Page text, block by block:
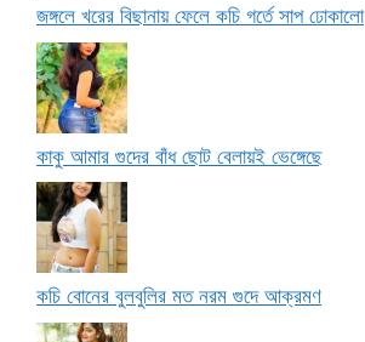
জঙ্গলে খরের বিছানায় ফেলে কচি গর্তে সাপ ঢোকালো
কাকু আমার গুদের বাঁধ ছোট বেলায়ই ভেঙ্গেছে
কচি বোনের বুলবুলির মত নরম গুদে আক্রমণ